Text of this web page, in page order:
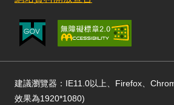
建議瀏覽器：IE11.0以上、Firefox、
效果為1920*1080)